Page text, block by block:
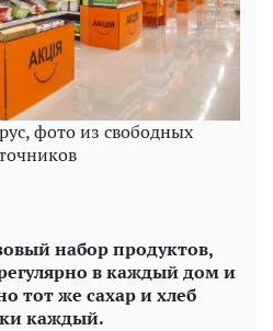
фото из свободных
набор продуктов,
в каждый дом и
тот же сахар и хлеб
каждый.